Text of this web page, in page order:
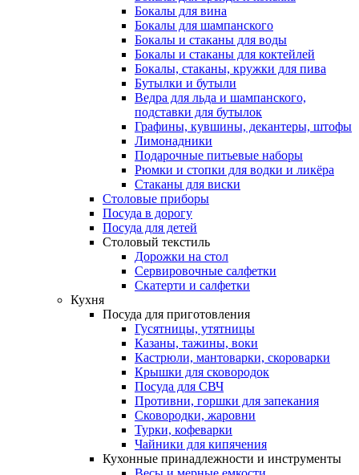
Бокалы для вина
Бокалы для шампанского
Бокалы и стаканы для воды
Бокалы и стаканы для коктейлей
Бокалы, стаканы, кружки для пива
Бутылки и бутыли
Ведра для льда и шампанского,
подставки для бутылок
Графины, кувшины, декантеры, штофы
Лимонадники
Подарочные питьевые наборы
Рюмки и стопки для водки и ликёра
Стаканы для виски
Столовые приборы
Посуда в дорогу
Посуда для детей
Столовый текстиль
Дорожки на стол
Сервировочные салфетки
Скатерти и салфетки
Кухня
Посуда для приготовления
Гусятницы, утятницы
Казаны, тажины, воки
Кастрюли, мантоварки, скороварки
Крышки для сковородок
Посуда для СВЧ
Противни, горшки для запекания
Сковородки, жаровни
Турки, кофеварки
Чайники для кипячения
Кухонные принадлежности и инструменты